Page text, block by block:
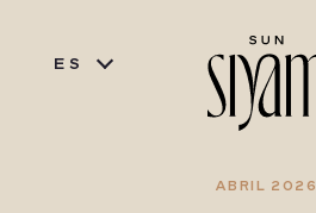
ES
ABRIL 2026